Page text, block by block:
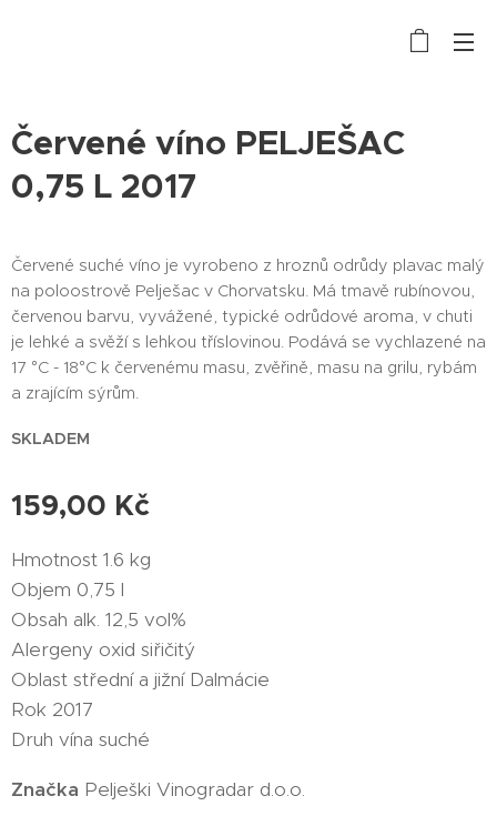
Červené víno PELJEŠAC
0,75 L 2017
Červené suché víno je vyrobeno z hroznů odrůdy plavac malý
na poloostrově Pelješac v Chorvatsku. Má tmavě rubínovou,
červenou barvu, vyvážené, typické odrůdové aroma, v chuti
je lehké a svěží s lehkou tříslovinou. Podává se vychlazené na
17 °C - 18°C k červenému masu, zvěřině, masu na grilu, rybám
a zrajícím sýrům.
SKLADEM
159,00 Kč
Hmotnost 1.6 kg
Objem 0,75 l
Obsah alk. 12,5 vol%
Alergeny oxid siřičitý
Oblast střední a jižní Dalmácie
Rok 2017
Druh vína suché
Značka Pelješki Vinogradar d.o.o.